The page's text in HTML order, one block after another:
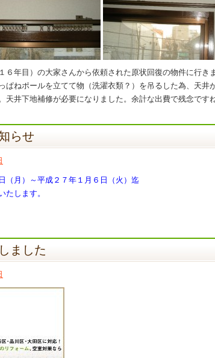
６年目）の大家さんから依頼された原状回復の物件に行き
ぱねポールを立てて物（洗濯衣類？）を吊るした為、天井
天井下地補修が必要になりました。余計な出費で残念ですね
らせ
（月）～平成２７年１月６日（火）迄
営業いたします。
ました